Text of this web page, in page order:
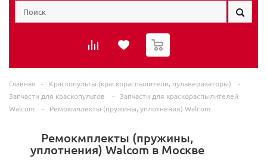
0
Главная - Краскопульты (краскораспылители, пульверизаторы)
-
Запчасти для краскопультов
-
Запчасти для краскораспылителей
Walcom
- Ремокмплекты (пружины, уплотнения) Walcom
Ремокмплекты (пружины,
уплотнения) Walcom в Москве